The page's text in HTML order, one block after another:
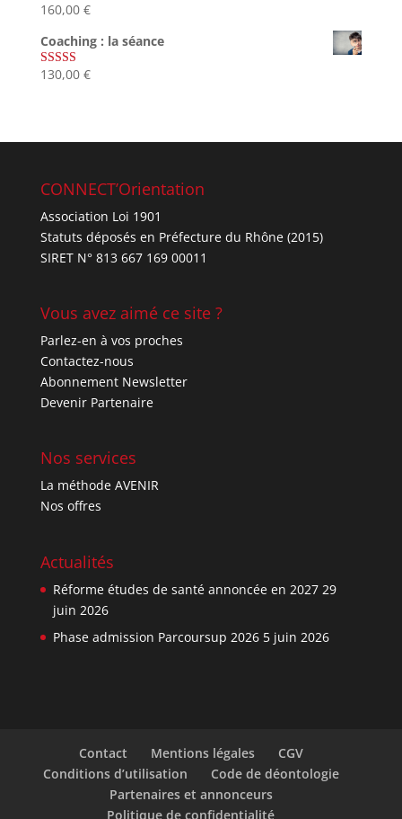
Note5.00
160,00 €
Coaching : la séance
Note4.67
130,00 €
CONNECT’Orientation
Association Loi 1901
Statuts déposés en Préfecture du Rhône (2015)
SIRET N° 813 667 169 00011
Vous avez aimé ce site ?
Parlez-en à vos proches
Contactez-nous
Abonnement Newsletter
Devenir Partenaire
Nos services
La méthode AVENIR
Nos offres
Actualités
Réforme études de santé annoncée en 2027 29
juin 2026
Phase admission Parcoursup 2026 5 juin 2026
Contact Mentions légales
CGV
Conditions d’utilisation
Code de déontologie
Partenaires et annonceurs
Politique de confidentialité